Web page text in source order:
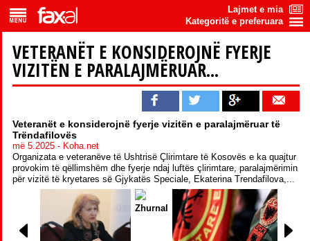
Lajmet e mia
Kategoritë e preferuara
VETERANËT E KONSIDEROJNË FYERJE
VIZITËN E PARALAJMËRUAR...
Veteranët e konsiderojnë fyerje vizitën e paralajmëruar të
Trëndafilovës
më 5.2025 - Koha.net
Organizata e veteranëve të Ushtrisë Çlirimtare të Kosovës e ka quajtur
provokim të qëllimshëm dhe fyerje ndaj luftës çlirimtare, paralajmërimin
për vizitë të kryetares së Gjykatës Speciale, Ekaterina Trendafilova,...
Zhurnal